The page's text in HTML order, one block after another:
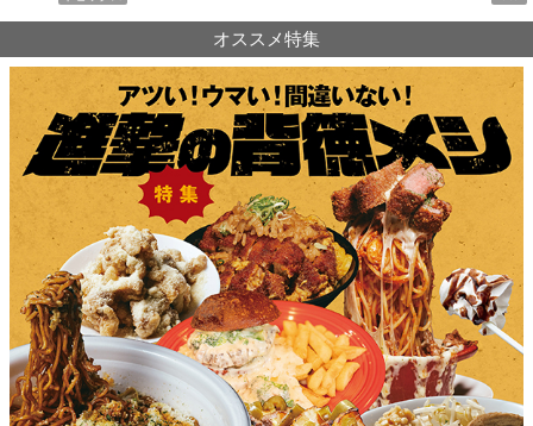
オススメ特集